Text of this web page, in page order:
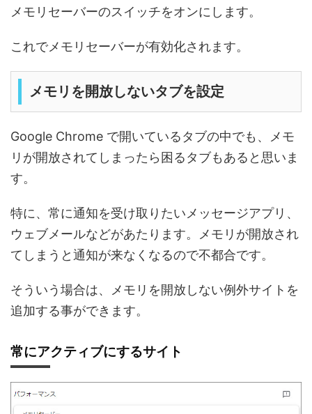
メモリセーバーのスイッチをオンにします。
これでメモリセーバーが有効化されます。
メモリを開放しないタブを設定
Google Chrome で開いているタブの中でも、メモ
リが開放されてしまったら困るタブもあると思いま
す。
特に、常に通知を受け取りたいメッセージアプリ、
ウェブメールなどがあたります。メモリが開放され
てしまうと通知が来なくなるので不都合です。
そういう場合は、メモリを開放しない例外サイトを
追加する事ができます。
常にアクティブにするサイト